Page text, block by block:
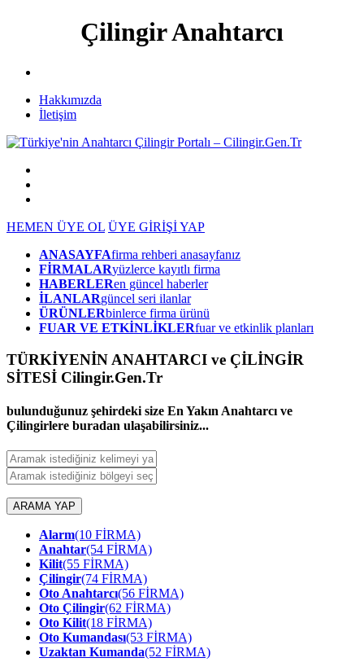
Çilingir Anahtarcı
Hakkımızda
İletişim
HEMEN ÜYE OL ÜYE GİRİŞİ YAP
ANASAYFAfirma rehberi anasayfanız
FİRMALARyüzlerce kayıtlı firma
HABERLERen güncel haberler
İLANLARgüncel seri ilanlar
ÜRÜNLERbinlerce firma ürünü
FUAR VE ETKİNLİKLERfuar ve etkinlik planları
TÜRKİYENİN ANAHTARCI ve ÇİLİNGİR
SİTESİ Cilingir.Gen.Tr
bulunduğunuz şehirdeki size En Yakın Anahtarcı ve
Çilingirlere buradan ulaşabilirsiniz...
ARAMA YAP
Alarm(10 FİRMA)
Anahtar(54 FİRMA)
Kilit(55 FİRMA)
Çilingir(74 FİRMA)
Oto Anahtarcı(56 FİRMA)
Oto Çilingir(62 FİRMA)
Oto Kilit(18 FİRMA)
Oto Kumandası(53 FİRMA)
Uzaktan Kumanda(52 FİRMA)